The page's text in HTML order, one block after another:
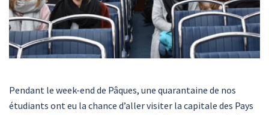
Pendant le week-end de Pâques, une quarantaine de nos
étudiants ont eu la chance d’aller visiter la capitale des Pays